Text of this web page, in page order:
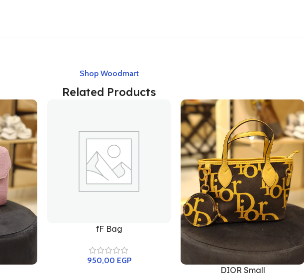
Shop Woodmart
Related Products
DIOR Small
fF Bag
950,00 EGP